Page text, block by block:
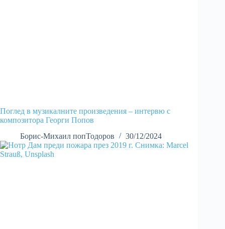
Поглед в музикалните произведения – интервю с
композитора Георги Попов
Борис-Михаил попТодоров
30/12/2024